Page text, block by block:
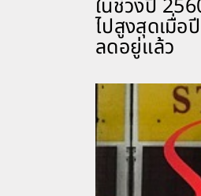
ในช่วงปี
ไปสูงสุดเมื่อ
ลดอยู่แล้ว